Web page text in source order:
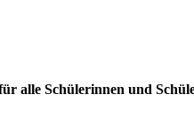
alle Schülerinnen und